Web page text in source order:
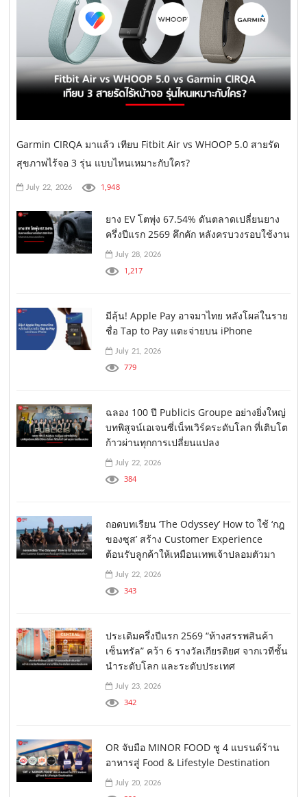
Garmin CIRQA มาแล้ว เทียบ Fitbit Air vs WHOOP 5.0 สายรัด
สุขภาพไร้จอ 3 รุ่น แบบไหนเหมาะกับใคร?
July 22, 2026 1,948
ยาง EV โตพุ่ง 67.54% ดันตลาดเปลี่ยนยาง
ครึ่งปีแรก 2569 คึกคัก หลังครบวงรอบใช้งาน
July 28, 2026
1,217
มีลุ้น! Apple Pay อาจมาไทย หลังโผล่ในราย
ชื่อ Tap to Pay แตะจ่ายบน iPhone
July 21, 2026
779
ฉลอง 100 ปี Publicis Groupe อย่างยิ่งใหญ่
บทพิสูจน์เอเจนซี่เน็ทเวิร์คระดับโลก ที่เติบโต
ก้าวผ่านทุกการเปลี่ยนแปลง
July 22, 2026
384
ถอดบทเรียน ‘The Odyssey’ How to ใช้ ‘กฎ
ของซุส’ สร้าง Customer Experience
ต้อนรับลูกค้าให้เหมือนเทพเจ้าปลอมตัวมา
July 22, 2026
343
ประเดิมครึ่งปีแรก 2569 “ห้างสรรพสินค้า
เซ็นทรัล” คว้า 6 รางวัลเกียรติยศ จากเวทีชั้น
นำระดับโลก และระดับประเทศ
July 23, 2026
342
OR จับมือ MINOR FOOD ชู 4 แบรนด์ร้าน
อาหารสู่ Food & Lifestyle Destination
July 20, 2026